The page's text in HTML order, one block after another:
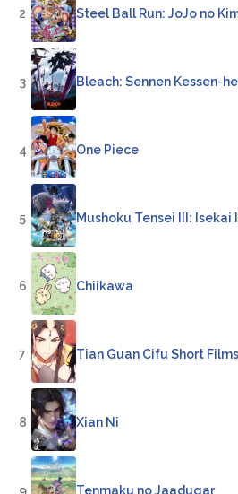
2 Steel Ball Run: JoJo no
3 Bleach: Sennen Kessen-
4 One Piece
5 Mushoku Tensei III: Isekai
6 Chiikawa
7 Tian Guan Cifu Short Films
8 Xian Ni
9 Tenmaku no Jaadugar